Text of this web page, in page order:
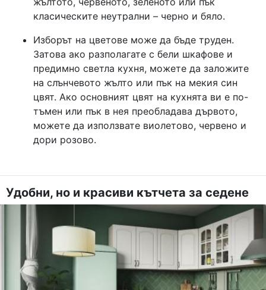
класическите неутрални – черно и бяло.
Изборът на цветове може да бъде труден.
Затова ако разполагате с бели шкафове и
предимно светла кухня, можете да заложите
на слънчевото жълто или пък на мекия син
цвят. Ако основният цвят на кухнята ви е по-
тъмен или пък в нея преобладава дървото,
можете да използвате виолетово, червено и
дори розово.
Удобни, но и красиви кътчета за седене